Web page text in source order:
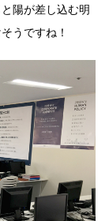
陽が差し込む明
うですね！